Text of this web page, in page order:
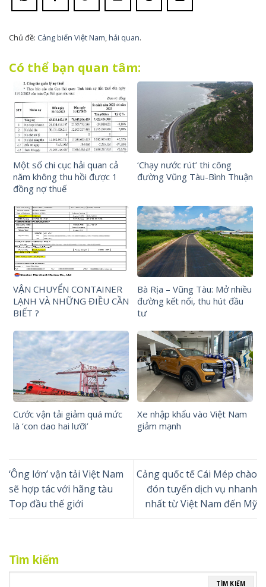
Chủ đề: Cảng biển Việt Nam,hải quan.
Có thể bạn quan tâm:
Một số chi cục hải quan cả
năm không thu hồi được 1
đồng nợ thuế
‘Chạy nước rút’ thi công
đường Vũng Tàu-Bình Thuận
VẬN CHUYỂN CONTAINER
LẠNH VÀ NHỮNG ĐIỀU CẦN
BIẾT ?
Bà Rịa – Vũng Tàu: Mở nhiều
đường kết nối, thu hút đầu
tư
Cước vận tải giảm quá mức
là ‘con dao hai lưỡi’
Xe nhập khẩu vào Việt Nam
giảm mạnh
‘Ông lớn’ vận tải Việt Nam
sẽ hợp tác với hãng tàu
Top đầu thế giới
Cảng quốc tế Cái Mép chào
đón tuyến dịch vụ nhanh
nhất từ Việt Nam đến Mỹ
Tìm kiếm
TÌM KIẾM